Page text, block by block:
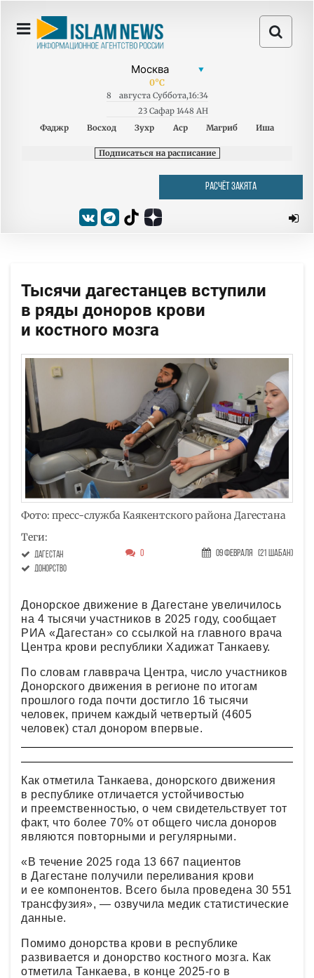
0°C
8 августа Суббота,16:34
23 Сафар 1448 AH
Фаджр
Восход Зухр Аср Магриб Иша
Подписаться на расписание
РАСЧЁТ ЗАКЯТА
Тысячи дагестанцев вступили
в ряды доноров крови
и костного мозга
Фото: пресс-служба Каякентского района Дагестана
Теги:
Дагестан
донорство
0 09 Февраля (21 Шабан)
Донорское движение в Дагестане увеличилось
на 4 тысячи участников в 2025 году, сообщает
РИА «Дагестан» со ссылкой на главного врача
Центра крови республики Хадижат Танкаеву.
По словам главврача Центра, число участников
Донорского движения в регионе по итогам
прошлого года почти достигло 16 тысячи
человек, причем каждый четвертый (4605
человек) стал донором впервые.
Как отметила Танкаева, донорского движения
в республике отличается устойчивостью
и преемственностью, о чем свидетельствует тот
факт, что более 70% от общего числа доноров
являются повторными и регулярными.
«В течение 2025 года 13 667 пациентов
в Дагестане получили переливания крови
и ее компонентов. Всего была проведена 30 551
трансфузия», — озвучила медик статистические
данные.
Помимо донорства крови в республике
развивается и донорство костного мозга. Как
отметила Танкаева, в конце 2025-го в